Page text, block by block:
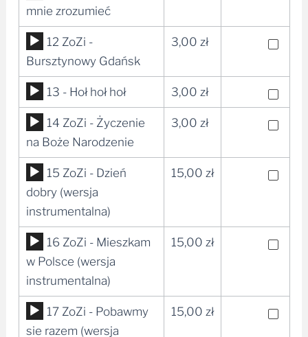
plików
dźwiękowych
mnie zrozumieć
Odtwarzacz
plików
dźwiękowych
12 ZoZi -
Bursztynowy Gdańsk
3,00 zł
Odtwarzacz
plików
dźwiękowych
13 - Hoł hoł hoł 3,00 zł
Odtwarzacz
plików
dźwiękowych
14 ZoZi - Życzenie
na Boże Narodzenie
3,00 zł
Odtwarzacz
plików
dźwiękowych
15 ZoZi - Dzień
dobry (wersja
instrumentalna)
15,00 zł
Odtwarzacz
plików
dźwiękowych
16 ZoZi - Mieszkam
w Polsce (wersja
instrumentalna)
15,00 zł
Odtwarzacz
plików
17 ZoZi - Pobawmy
sie razem (wersja
15,00 zł